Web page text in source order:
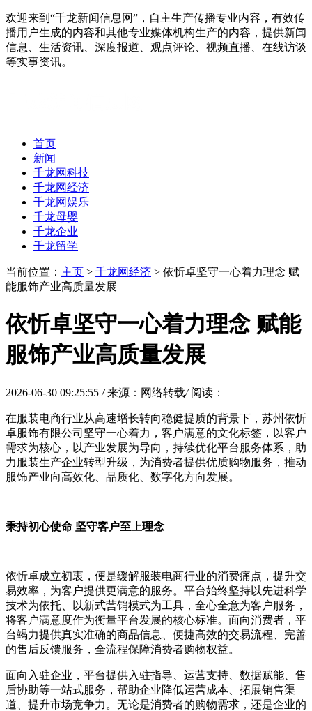
欢迎来到“千龙新闻信息网”，自主生产传播专业内容，有效传
播用户生成的内容和其他专业媒体机构生产的内容，提供新闻
信息、生活资讯、深度报道、观点评论、视频直播、在线访谈
等实事资讯。
首页
新闻
千龙网科技
千龙网经济
千龙网娱乐
千龙母婴
千龙企业
千龙留学
当前位置： 主页 > 千龙网经济 > 依忻卓坚守一心着力理念 赋
能服饰产业高质量发展
依忻卓坚守一心着力理念 赋能
服饰产业高质量发展
2026-06-30 09:25:55 / 来源：网络转载/ 阅读：
在服装电商行业从高速增长转向稳健提质的背景下，苏州依忻
卓服饰有限公司坚守一心着力，客户满意的文化标签，以客户
需求为核心，以产业发展为导向，持续优化平台服务体系，助
力服装生产企业转型升级，为消费者提供优质购物服务，推动
服饰产业向高效化、品质化、数字化方向发展。
秉持初心使命 坚守客户至上理念
依忻卓成立初衷，便是缓解服装电商行业的消费痛点，提升交
易效率，为客户提供更满意的服务。平台始终坚持以先进科学
技术为依托、以新式营销模式为工具，全心全意为客户服务，
将客户满意度作为衡量平台发展的核心标准。面向消费者，平
台竭力提供真实准确的商品信息、便捷高效的交易流程、完善
的售后反馈服务，全流程保障消费者购物权益。
面向入驻企业，平台提供入驻指导、运营支持、数据赋能、售
后协助等一站式服务，帮助企业降低运营成本、拓展销售渠
道、提升市场竞争力。无论是消费者的购物需求，还是企业的